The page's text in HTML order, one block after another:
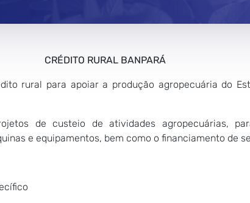
CRÉDITO RURAL BANPARÁ
rural para apoiar a produção agropecuária do
de custeio de atividades agropecuárias,
e equipamentos, bem como o financiamento de